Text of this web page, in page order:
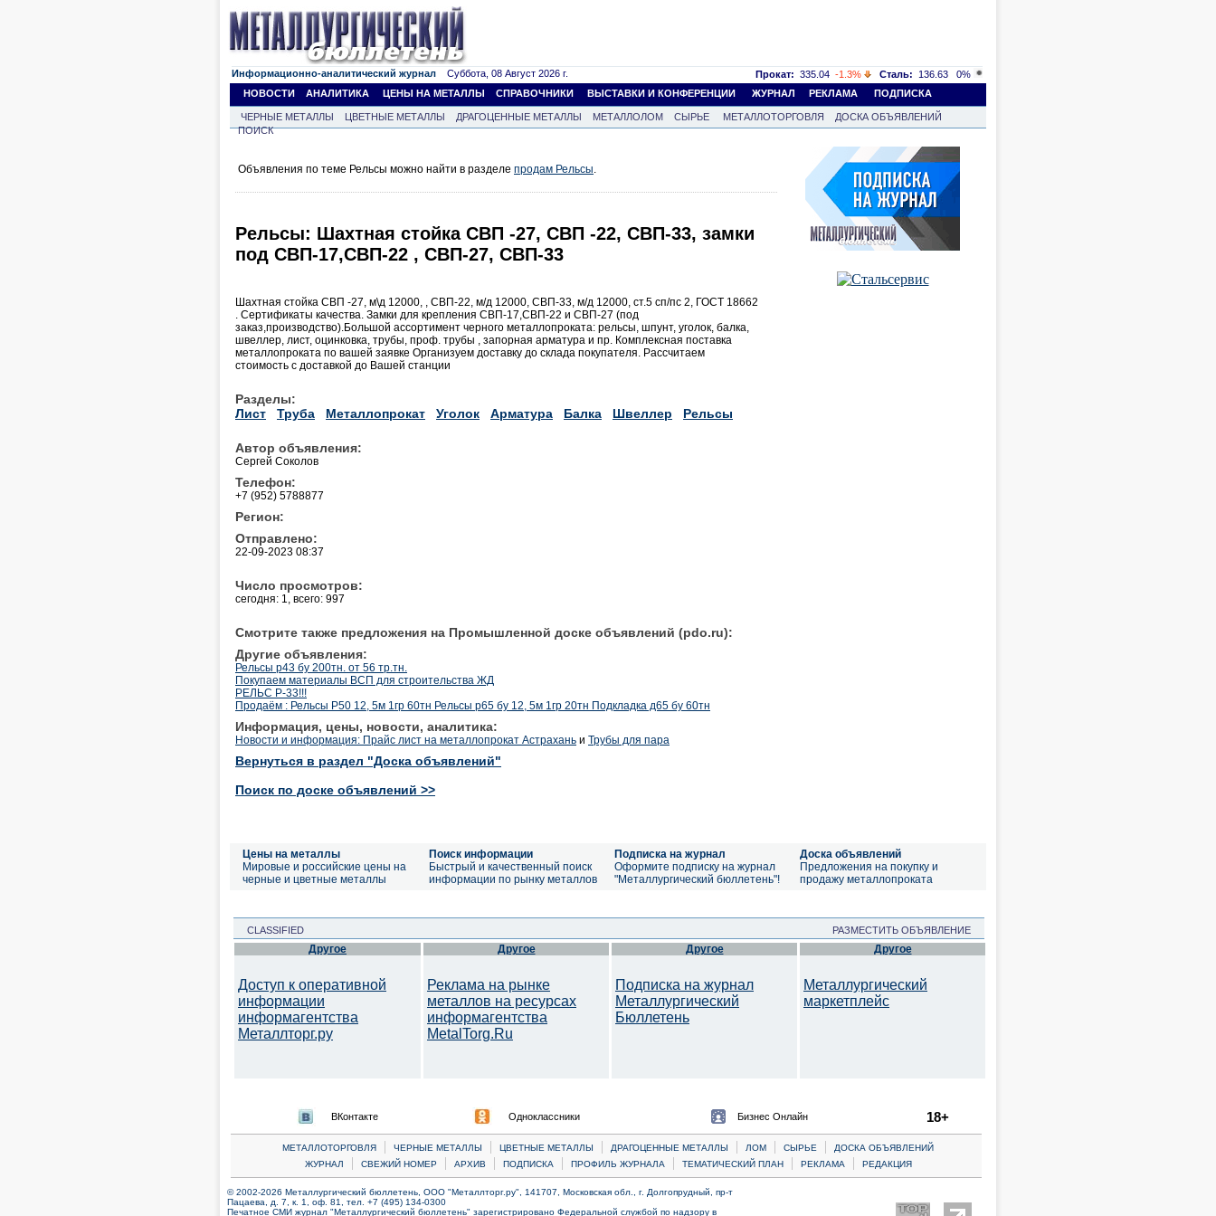
Информационно-аналитический журнал Суббота, 08 Август 2026 г. Прокат: 335.04 -1.3% Сталь: 136.63
0%
НОВОСТИ
АНАЛИТИКА ЦЕНЫ НА МЕТАЛЛЫ СПРАВОЧНИКИ ВЫСТАВКИ И КОНФЕРЕНЦИИ ЖУРНАЛ РЕКЛАМА ПОДПИСКА
ЧЕРНЫЕ МЕТАЛЛЫ ЦВЕТНЫЕ МЕТАЛЛЫ ДРАГОЦЕННЫЕ МЕТАЛЛЫ МЕТАЛЛОЛОМ СЫРЬЕ МЕТАЛЛОТОРГОВЛЯ
ДОСКА ОБЪЯВЛЕНИЙ
ПОИСК
Объявления по теме Рельсы можно найти в разделе продам Рельсы.
Рельсы: Шахтная стойка СВП -27, СВП -22, СВП-33, замки
под СВП-17,СВП-22 , СВП-27, СВП-33
Шахтная стойка СВП -27, м\д 12000, , СВП-22, м/д 12000, СВП-33, м/д 12000, ст.5 сп/пс 2, ГОСТ 18662
. Сертификаты качества. Замки для крепления СВП-17,СВП-22 и СВП-27 (под
заказ,производство).Большой ассортимент черного металлопроката: рельсы, шпунт, уголок, балка,
швеллер, лист, оцинковка, трубы, проф. трубы , запорная арматура и пр. Комплексная поставка
металлопроката по вашей заявке Организуем доставку до склада покупателя. Рассчитаем
стоимость с доставкой до Вашей станции
Разделы:
Лист
Труба Металлопрокат Уголок Арматура Балка Швеллер Рельсы
Автор объявления:
Сергей Соколов
Телефон:
+7 (952) 5788877
Регион:
Отправлено:
22-09-2023 08:37
Число просмотров:
сегодня: 1, всего: 997
Смотрите также предложения на Промышленной доске объявлений (pdo.ru):
Другие объявления:
Рельсы р43 бу 200тн. от 56 тр.тн.
Покупаем материалы ВСП для строительства ЖД
РЕЛЬС Р-33!!!
Продаём : Рельсы Р50 12, 5м 1гр 60тн Рельсы р65 бу 12, 5м 1гр 20тн Подкладка д65 бу 60тн
Информация, цены, новости, аналитика:
Новости и информация: Прайс лист на металлопрокат Астрахань и Трубы для пара
Вернуться в раздел "Доска объявлений"
Поиск по доске объявлений >>
Цены на металлы
Мировые и российские цены на
черные и цветные металлы
Поиск информации
Быстрый и качественный поиск
информации по рынку металлов
Подписка на журнал
Оформите подписку на журнал
"Металлургический бюллетень"!
Доска объявлений
Предложения на покупку и
продажу металлопроката
CLASSIFIED РАЗМЕСТИТЬ ОБЪЯВЛЕНИЕ
Другое
Доступ к оперативной
информации
информагентства
Металлторг.ру
Другое
Реклама на рынке
металлов на ресурсах
информагентства
MetalTorg.Ru
Другое
Подписка на журнал
Металлургический
Бюллетень
Другое
Металлургический
маркетплейс
ВКонтакте Одноклассники Бизнес Онлайн 18+
МЕТАЛЛОТОРГОВЛЯ | ЧЕРНЫЕ МЕТАЛЛЫ | ЦВЕТНЫЕ МЕТАЛЛЫ | ДРАГОЦЕННЫЕ МЕТАЛЛЫ | ЛОМ | CЫРЬЕ |
ДОСКА ОБЪЯВЛЕНИЙ
ЖУРНАЛ
| СВЕЖИЙ НОМЕР | АРХИВ | ПОДПИСКА | ПРОФИЛЬ ЖУРНАЛА | ТЕМАТИЧЕСКИЙ ПЛАН | РЕКЛАМА | РЕДАКЦИЯ
© 2002-2026 Металлургический бюллетень, ООО "Металлторг.ру", 141707, Московская обл., г. Долгопрудный, пр-т
Пацаева, д. 7, к. 1, оф. 81, тел. +7 (495) 134-0300
Печатное СМИ журнал "Металлургический бюллетень" зарегистрировано Федеральной службой по надзору в